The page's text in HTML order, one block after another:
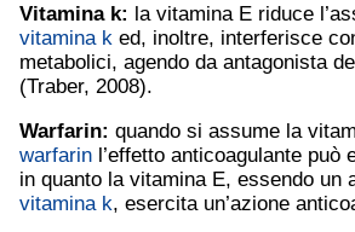
Vitamina k: la vitamina E riduce
vitamina k ed, inoltre, interferisce
metabolici, agendo da antagonista
(Traber, 2008).
Warfarin: quando si assume la
warfarin l’effetto anticoagulante può
in quanto la vitamina E, essendo un
vitamina k, esercita un’azione